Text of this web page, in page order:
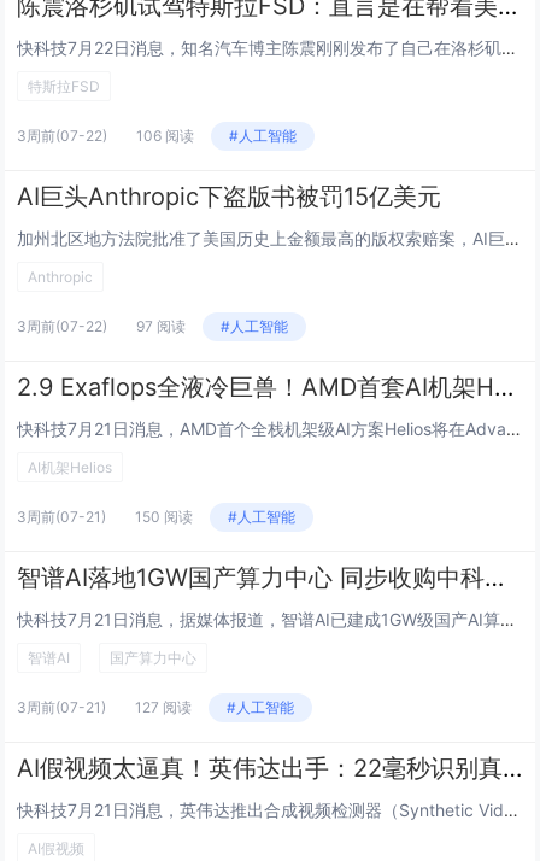
陈震洛杉矶试驾特斯拉FSD：直言是在帮着美国人“降智”
快科技7月22日消息，知名汽车博主陈震刚刚发布了自己在洛杉矶试驾满血版特斯拉FSD的视频，并给出犀利评价：美版特斯拉FSD智能化能力过于成熟，长期依赖会大幅弱化人类驾驶能力，相当于在给美国司机“降智”。他本次试驾车辆搭载了HW4.0后期硬件...
特斯拉FSD
3周前(07-22) 106 阅读 #人工智能
AI巨头Anthropic下盗版书被罚15亿美元
加州北区地方法院批准了美国历史上金额最高的版权索赔案，AI巨头Anthropic因下载盗版书籍训练人工智能模型需向版权所有者支付15亿美元和解金，加州法院已批准该和解协议。Anthropic下盗版书被罚15亿美元控辩双方均宣布取得胜利。代表...
Anthropic
3周前(07-22) 97 阅读 #人工智能
2.9 Exaflops全液冷巨兽！AMD首套AI机架Helios亮相：向NVIDIA发起全面挑战
快科技7月21日消息，AMD首个全栈机架级AI方案Helios将在Advancing AI 2026活动上正式发布，目前官方已经公布了详细规格参数，从GPU到CPU到网络芯片全部自研，对标NVIDIA现有Oberon和即将推出的Kyber机...
AI机架Helios
3周前(07-21) 150 阅读 #人工智能
智谱AI落地1GW国产算力中心 同步收购中科加禾扩版图
快科技7月21日消息，据媒体报道，智谱AI已建成1GW级国产AI算力数据中心，该中心全部采用国产AI芯片，标志着公司在底层算力基础设施上实现自主化跃升。与此同时，智谱AI于今日正式完成对国产AI异构算力软件公司中科加禾（XCore Sigm...
智谱AI 国产算力中心
3周前(07-21) 127 阅读 #人工智能
AI假视频太逼真！英伟达出手：22毫秒识别真假
快科技7月21日消息，英伟达推出合成视频检测器（Synthetic Video Detector）NIM微服务，专门用来识别AI生成的假视频，1080p画面处理仅需22毫秒，准确率达到92%。随着AI视频生成技术越来越强，假视频已经能做到以...
AI假视频